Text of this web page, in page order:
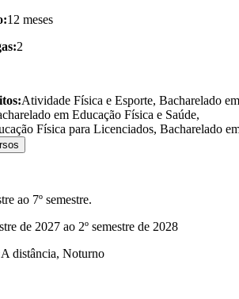
12 meses
2
Atividade Física e Esporte, Bacharelado em
em Educação Física e Saúde,
Física para Licenciados, Bacharelado
ao 7º semestre.
de 2027 ao 2º semestre de 2028
A distância, Noturno